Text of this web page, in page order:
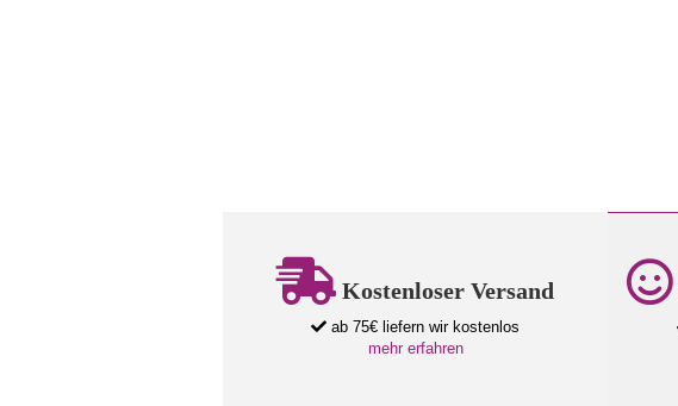
Kostenloser Versand
ab 75€ liefern wir kostenlos
mehr erfahren